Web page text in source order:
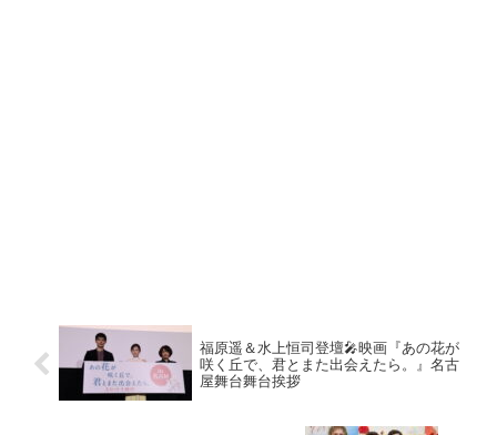
福原遥＆水上恒司登壇🎤映画『あの花が
咲く丘で、君とまた出会えたら。』名古
屋舞台舞台挨拶